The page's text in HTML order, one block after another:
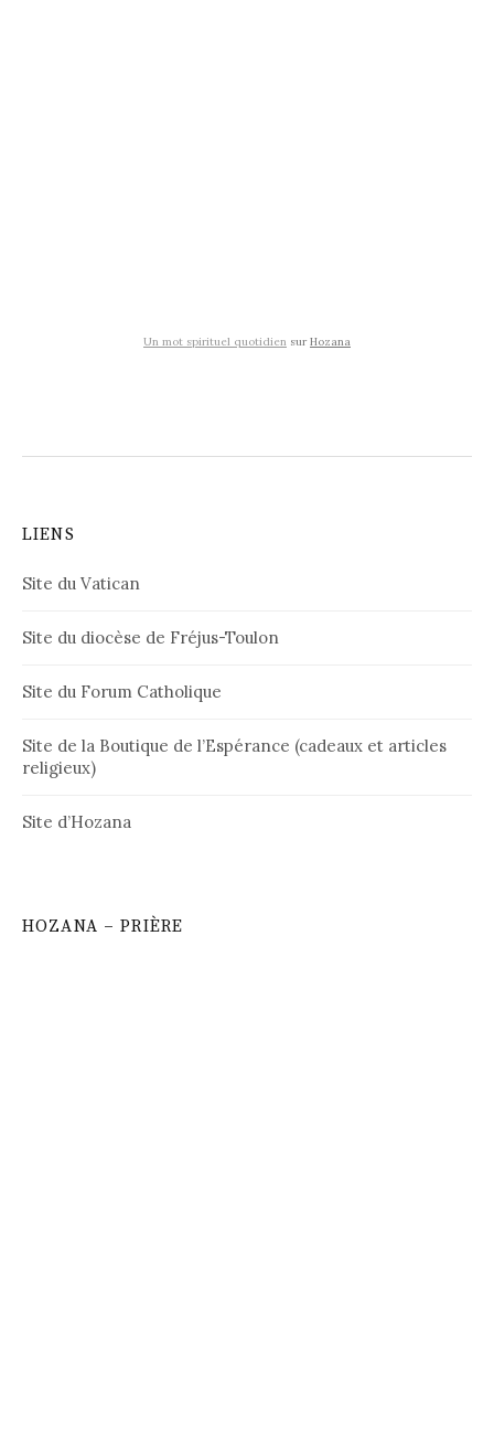
Un mot spirituel quotidien surHozana
LIENS
Site du Vatican
Site du diocèse de Fréjus-Toulon
Site du Forum Catholique
Site de la Boutique de l’Espérance (cadeaux et articles
religieux)
Site d’Hozana
HOZANA – PRIÈRE